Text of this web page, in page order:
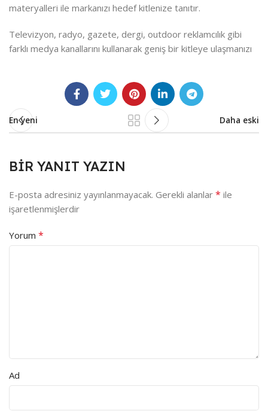
materyalleri ile markanızı hedef kitlenize tanıtır.
Televizyon, radyo, gazete, dergi, outdoor reklamcılık gibi
farklı medya kanallarını kullanarak geniş bir kitleye ulaşmanızı
En yeni Daha eski
BIR YANIT YAZIN
E-posta adresiniz yayınlanmayacak. Gerekli alanlar * ile
işaretlenmişlerdir
Yorum *
Ad